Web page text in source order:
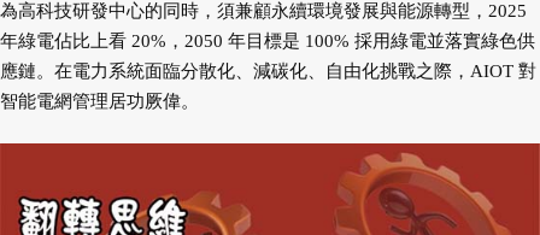
為高科技研發中心的同時，須兼顧永續環境發展與能源轉型，2025
年綠電佔比上看 20%，2050 年目標是 100% 採用綠電並落實綠色供
應鏈。在電力系統面臨分散化、減碳化、自由化挑戰之際，AIOT 對
智能電網管理居功厥偉。